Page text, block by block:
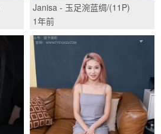
Janisa - 玉足涴蓝绸/(11P)
1年前